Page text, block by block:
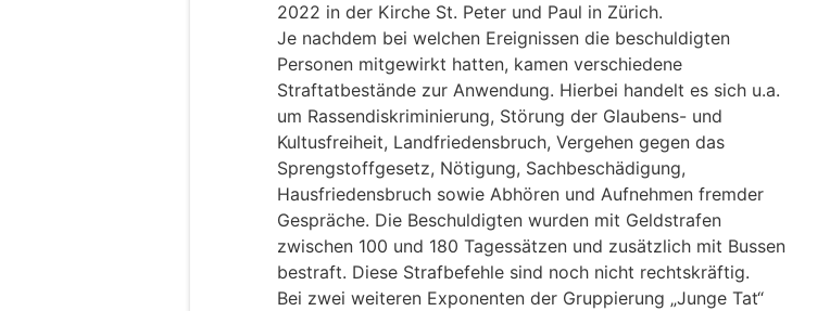
2022 in der Kirche St. Peter und Paul in Zürich.
Je nachdem bei welchen Ereignissen die beschuldigten
Personen mitgewirkt hatten, kamen verschiedene
Straftatbestände zur Anwendung. Hierbei handelt es sich u.a.
um Rassendiskriminierung, Störung der Glaubens- und
Kultusfreiheit, Landfriedensbruch, Vergehen gegen das
Sprengstoffgesetz, Nötigung, Sachbeschädigung,
Hausfriedensbruch sowie Abhören und Aufnehmen fremder
Gespräche. Die Beschuldigten wurden mit Geldstrafen
zwischen 100 und 180 Tagessätzen und zusätzlich mit Bussen
bestraft. Diese Strafbefehle sind noch nicht rechtskräftig.
Bei zwei weiteren Exponenten der Gruppierung „Junge Tat“